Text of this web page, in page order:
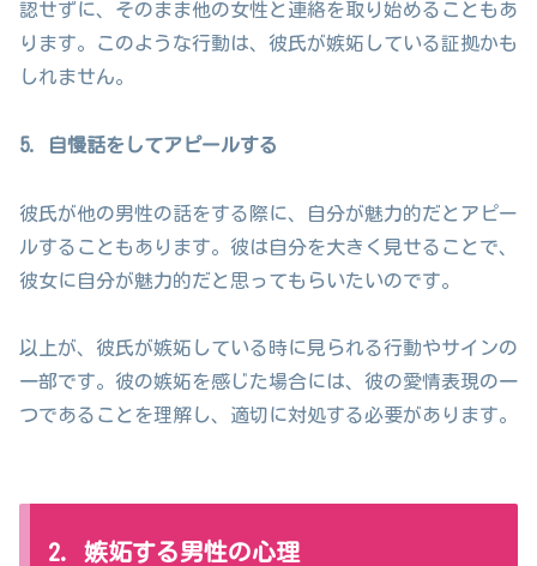
認せずに、そのまま他の女性と連絡を取り始めることもあ
ります。このような行動は、彼氏が嫉妬している証拠かも
しれません。
5. 自慢話をしてアピールする
彼氏が他の男性の話をする際に、自分が魅力的だとアピー
ルすることもあります。彼は自分を大きく見せることで、
彼女に自分が魅力的だと思ってもらいたいのです。
以上が、彼氏が嫉妬している時に見られる行動やサインの
一部です。彼の嫉妬を感じた場合には、彼の愛情表現の一
つであることを理解し、適切に対処する必要があります。
2. 嫉妬する男性の心理